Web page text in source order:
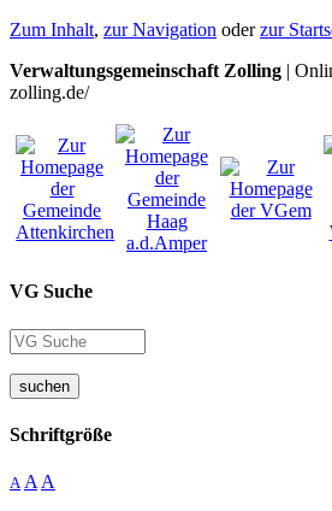
Zum Inhalt, zur Navigation oderzur
Verwaltungsgemeinschaft Zolling |
zolling.de/
VG Suche
suchen
Schriftgröße
A A A